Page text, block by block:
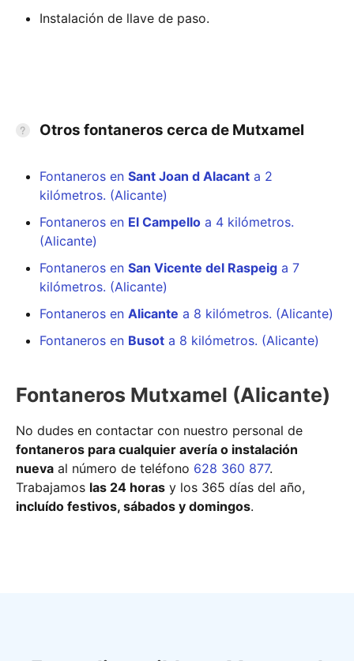
Instalación de llave de paso.
Otros fontaneros cerca de Mutxamel
Fontaneros en Sant Joan d Alacant a 2
kilómetros. (Alicante)
Fontaneros en El Campello a 4 kilómetros.
(Alicante)
Fontaneros en San Vicente del Raspeig a 7
kilómetros. (Alicante)
Fontaneros en Alicante a 8 kilómetros. (Alicante)
Fontaneros en Busot a 8 kilómetros. (Alicante)
Fontaneros Mutxamel (Alicante)
No dudes en contactar con nuestro personal de
fontaneros para cualquier avería o instalación
nueva al número de teléfono 628 360 877.
Trabajamos las 24 horas y los 365 días del año,
incluído festivos, sábados y domingos.